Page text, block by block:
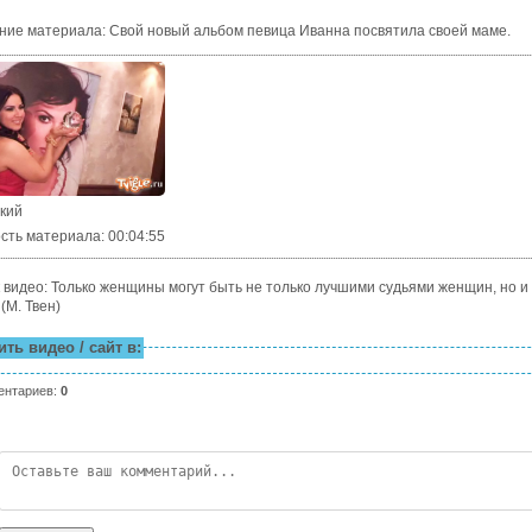
материала: Свой новый альбом певица Иванна посвятила своей маме.
материала: 00:04:55
Только женщины могут быть не только лучшими судьями женщин, но и
Твен)
видео / сайт в:
: 0